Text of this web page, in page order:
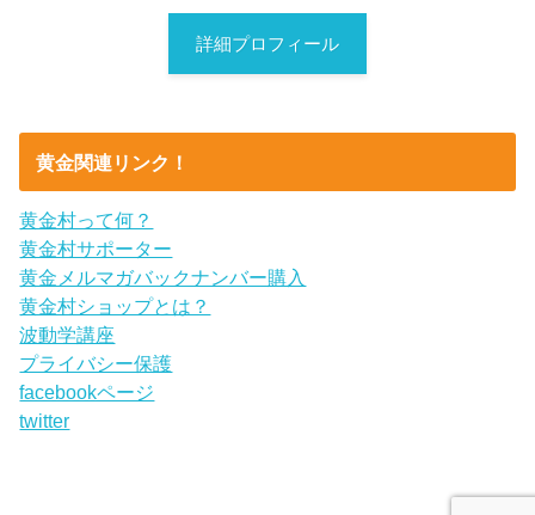
詳細プロフィール
黄金関連リンク！
黄金村って何？
黄金村サポーター
黄金メルマガバックナンバー購入
黄金村ショップとは？
波動学講座
プライバシー保護
facebookページ
twitter